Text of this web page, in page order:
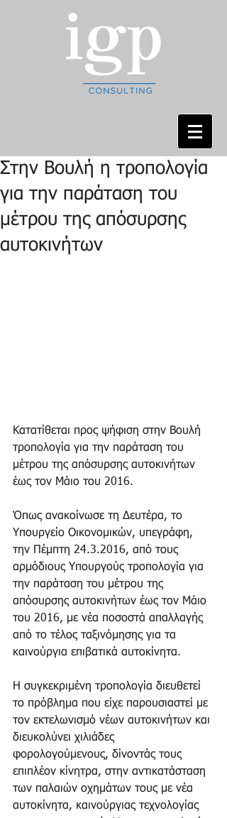
Στην Βουλή η τροπολογία
για την παράταση του
μέτρου της απόσυρσης
αυτοκινήτων
Κατατίθεται προς ψήφιση στην Βουλή
τροπολογία για την παράταση του
μέτρου της απόσυρσης αυτοκινήτων
έως τον Μάιο του 2016.
Όπως ανακοίνωσε τη Δευτέρα, το
Υπουργείο Οικονομικών, υπεγράφη,
την Πέμπτη 24.3.2016, από τους
αρμόδιους Υπουργούς τροπολογία για
την παράταση του μέτρου της
απόσυρσης αυτοκινήτων έως τον Μάιο
του 2016, με νέα ποσοστά απαλλαγής
από το τέλος ταξινόμησης για τα
καινούργια επιβατικά αυτοκίνητα.
Η συγκεκριμένη τροπολογία διευθετεί
το πρόβλημα που είχε παρουσιαστεί με
τον εκτελωνισμό νέων αυτοκινήτων και
διευκολύνει χιλιάδες
φορολογούμενους, δίνοντάς τους
επιπλέον κίνητρα, στην αντικατάσταση
των παλαιών οχημάτων τους με νέα
αυτοκίνητα, καινούργιας τεχνολογίας